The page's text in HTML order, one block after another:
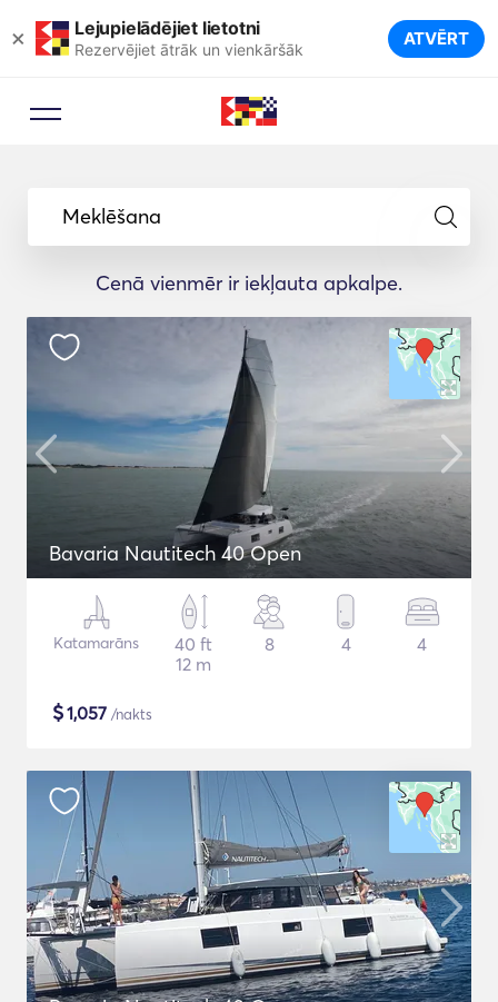
× Lejupielādējiet lietotni
Rezervējiet ātrāk un vienkāršāk ATVĒRT
Meklēšana
Cenā vienmēr ir iekļauta apkalpe.
Bavaria Nautitech 40 Open
Katamarāns
40 ft
12 m
8 4 4
$1,057 /nakts